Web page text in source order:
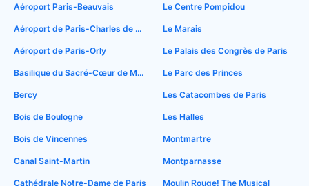
Aéroport Paris-Beauvais
Aéroport de Paris-Charles de Gaulle
Aéroport de Paris-Orly
Basilique du Sacré-Cœur de Montmartre
Bercy
Bois de Boulogne
Bois de Vincennes
Canal Saint-Martin
Cathédrale Notre-Dame de Paris
Le Centre Pompidou
Le Marais
Le Palais des Congrès de Paris
Le Parc des Princes
Les Catacombes de Paris
Les Halles
Montmartre
Montparnasse
Moulin Rouge! The Musical